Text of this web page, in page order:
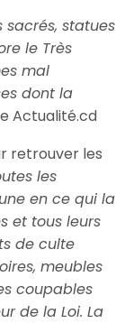
sacrés, statues
le Très
mal
dont la
Actualité.cd
retrouver les
les
en ce qui la
et tous leurs
de culte
meubles
coupables
de la Loi. La